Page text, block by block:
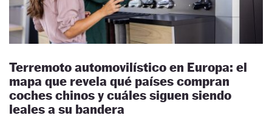
Terremoto automovilístico en Europa: el
mapa que revela qué países compran
coches chinos y cuáles siguen siendo
leales a su bandera